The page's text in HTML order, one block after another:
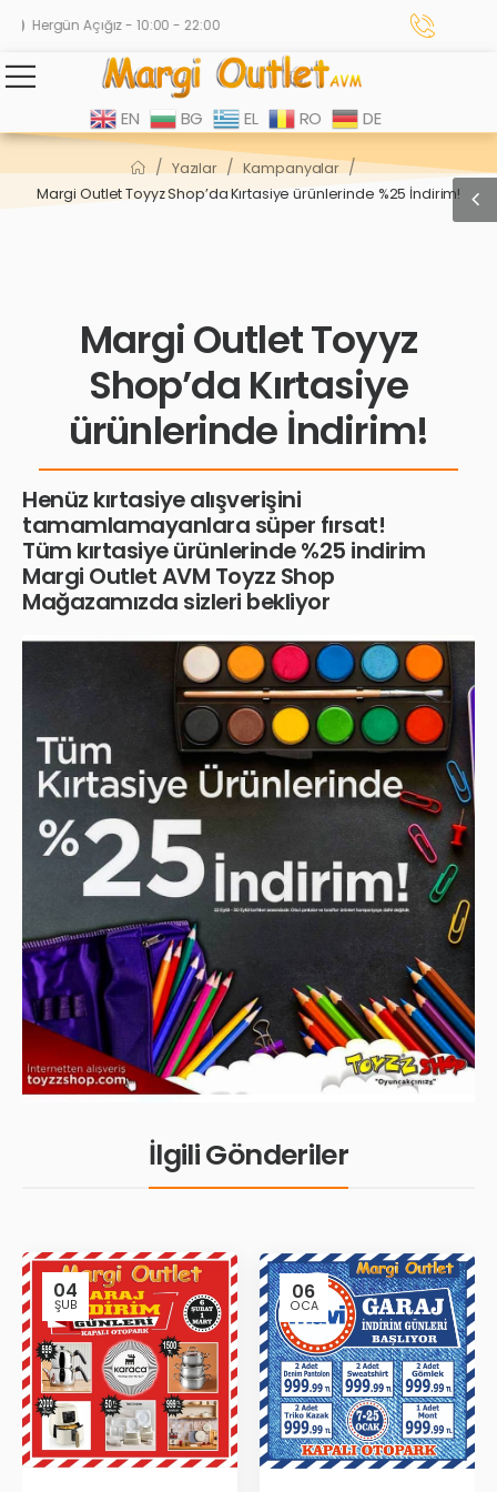
Hergün Açığız - 10:00 - 22:00
EN BG EL RO DE
/ Yazılar / Kampanyalar /
Margi Outlet Toyyz Shop’da Kırtasiye ürünlerinde %25 İndirim!
Margi Outlet Toyyz
Shop’da Kırtasiye
ürünlerinde İndirim!
Henüz kırtasiye alışverişini
tamamlamayanlara süper fırsat!
Tüm kırtasiye ürünlerinde %25 indirim
Margi Outlet AVM Toyzz Shop
Mağazamızda sizleri bekliyor
İlgili Gönderiler
04
ŞUB
06
OCA